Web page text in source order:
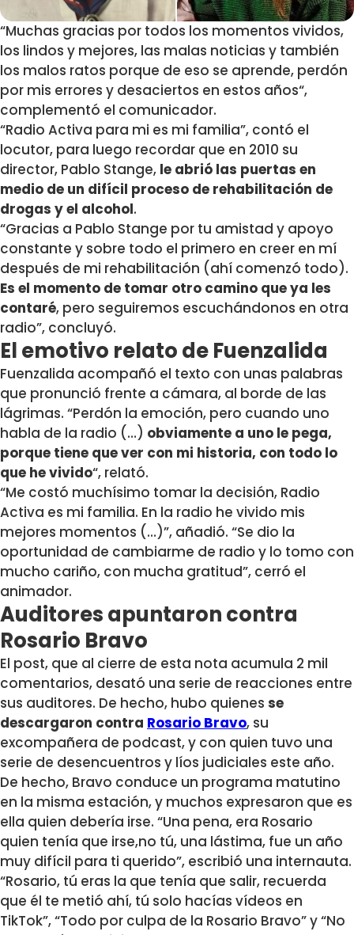
“Muchas gracias por todos los momentos vividos,
los lindos y mejores, las malas noticias y también
los malos ratos porque de eso se aprende, perdón
por mis errores y desaciertos en estos años“,
complementó el comunicador.
“Radio Activa para mi es mi familia”, contó el
locutor, para luego recordar que en 2010 su
director, Pablo Stange, le abrió las puertas en
medio de un difícil proceso de rehabilitación de
drogas y el alcohol.
“Gracias a Pablo Stange por tu amistad y apoyo
constante y sobre todo el primero en creer en mí
después de mi rehabilitación (ahí comenzó todo).
Es el momento de tomar otro camino que ya les
contaré, pero seguiremos escuchándonos en otra
radio”, concluyó.
El emotivo relato de Fuenzalida
Fuenzalida acompañó el texto con unas palabras
que pronunció frente a cámara, al borde de las
lágrimas. “Perdón la emoción, pero cuando uno
habla de la radio (…) obviamente a uno le pega,
porque tiene que ver con mi historia, con todo lo
que he vivido“, relató.
“Me costó muchísimo tomar la decisión, Radio
Activa es mi familia. En la radio he vivido mis
mejores momentos (…)”, añadió. “Se dio la
oportunidad de cambiarme de radio y lo tomo con
mucho cariño, con mucha gratitud”, cerró el
animador.
Auditores apuntaron contra
Rosario Bravo
El post, que al cierre de esta nota acumula 2 mil
comentarios, desató una serie de reacciones entre
sus auditores. De hecho, hubo quienes se
descargaron contra Rosario Bravo, su
excompañera de podcast, y con quien tuvo una
serie de desencuentros y líos judiciales este año.
De hecho, Bravo conduce un programa matutino
en la misma estación, y muchos expresaron que es
ella quien debería irse. “Una pena, era Rosario
quien tenía que irse,no tú, una lástima, fue un año
muy difícil para ti querido”, escribió una internauta.
“Rosario, tú eras la que tenía que salir, recuerda
que él te metió ahí, tú solo hacías vídeos en
TikTok”, “Todo por culpa de la Rosario Bravo” y “No